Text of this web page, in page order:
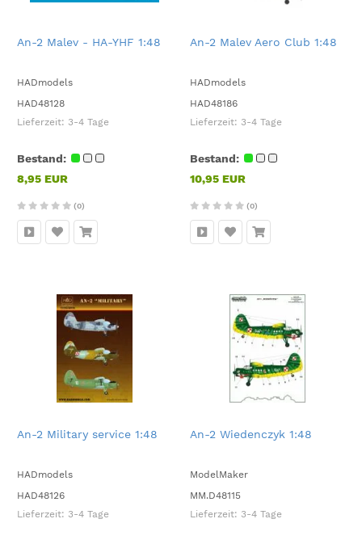
An-2 Malev - HA-YHF 1:48
HADmodels
HAD48128
Lieferzeit: 3-4 Tage
Bestand:
8,95 EUR
(0)
An-2 Malev Aero Club 1:48
HADmodels
HAD48186
Lieferzeit: 3-4 Tage
Bestand:
10,95 EUR
(0)
An-2 Military service 1:48
HADmodels
HAD48126
Lieferzeit: 3-4 Tage
An-2 Wiedenczyk 1:48
ModelMaker
MM.D48115
Lieferzeit: 3-4 Tage